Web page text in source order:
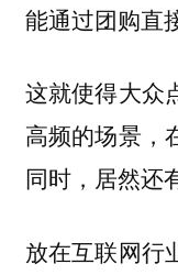
能通过团购直
这就使得大众
高频的场景，
同时，居然还
放在互联网行